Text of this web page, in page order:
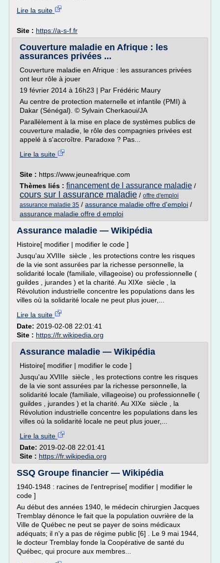
Lire la suite
Site : https://a-s-f.fr
Couverture maladie en Afrique : les
assurances privées ...
Couverture maladie en Afrique : les assurances privées
ont leur rôle à jouer
19 février 2014 à 16h23 | Par Frédéric Maury
Au centre de protection maternelle et infantile (PMI) à
Dakar (Sénégal). © Sylvain Cherkaoui/JA
Parallèlement à la mise en place de systèmes publics de
couverture maladie, le rôle des compagnies privées est
appelé à s'accroître. Paradoxe ? Pas...
Lire la suite
Site : https://www.jeuneafrique.com
Thèmes liés : financement de l assurance maladie /
cours sur l assurance maladie / offre d'emploi
assurance maladie 35 / assurance maladie offre d'emploi /
assurance maladie offre d emploi
Assurance maladie — Wikipédia
Histoire[ modifier | modifier le code ]
Jusqu'au XVIIIe siècle , les protections contre les risques
de la vie sont assurées par la richesse personnelle, la
solidarité locale (familiale, villageoise) ou professionnelle (
guildes , jurandes ) et la charité. Au XIXe siècle , la
Révolution industrielle concentre les populations dans les
villes où la solidarité locale ne peut plus jouer,...
Lire la suite
Date: 2019-02-08 22:01:41
Site : https://fr.wikipedia.org
Assurance maladie — Wikipédia
Histoire[ modifier | modifier le code ]
Jusqu'au XVIIIe siècle , les protections contre les risques
de la vie sont assurées par la richesse personnelle, la
solidarité locale (familiale, villageoise) ou professionnelle (
guildes , jurandes ) et la charité. Au XIXe siècle , la
Révolution industrielle concentre les populations dans les
villes où la solidarité locale ne peut plus jouer,...
Lire la suite
Date: 2019-02-08 22:01:41
Site : https://fr.wikipedia.org
SSQ Groupe financier — Wikipédia
1940-1948 : racines de l'entreprise[ modifier | modifier le
code ]
Au début des années 1940, le médecin chirurgien Jacques
Tremblay dénonce le fait que la population ouvrière de la
Ville de Québec ne peut se payer de soins médicaux
adéquats; il n'y a pas de régime public [6] . Le 9 mai 1944,
le docteur Tremblay fonde la Coopérative de santé du
Québec, qui procure aux membres...